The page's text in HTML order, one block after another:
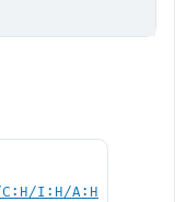
C:H/I:H/A:H